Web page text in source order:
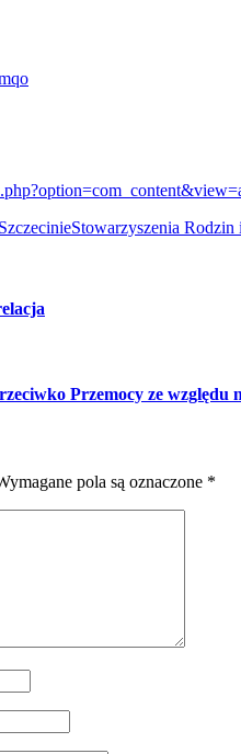
Stowarzyszenia Rodzin
Przemocy ze względu
pola są oznaczone *